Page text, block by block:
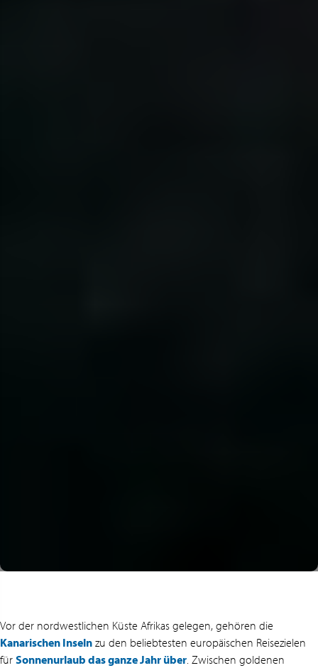
Vor der nordwestlichen Küste Afrikas gelegen, gehören die
Kanarischen Inseln zu den beliebtesten europäischen Reisezielen
für Sonnenurlaub das ganze Jahr über. Zwischen goldenen